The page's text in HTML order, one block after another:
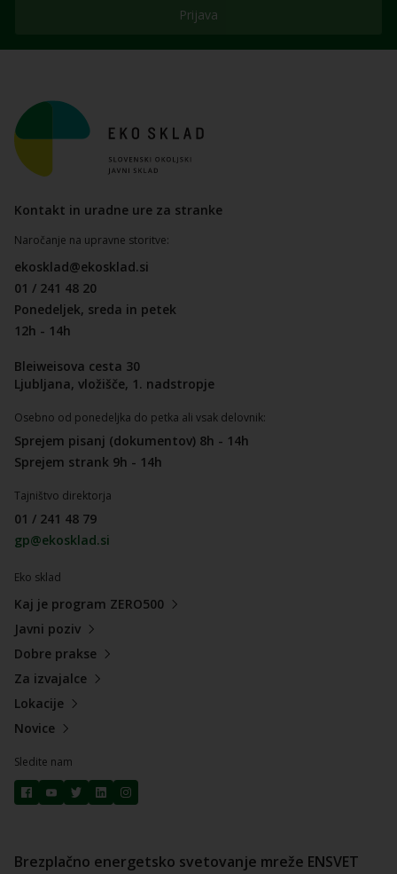
Prijava
Kontakt in uradne ure za stranke
Naročanje na upravne storitve:
ekosklad@ekosklad.si
01 / 241 48 20
Ponedeljek, sreda in petek
12h - 14h
Bleiweisova cesta 30
Ljubljana, vložišče, 1. nadstropje
Osebno od ponedeljka do petka ali vsak delovnik:
Sprejem pisanj (dokumentov) 8h - 14h
Sprejem strank 9h - 14h
Tajništvo direktorja
01 / 241 48 79
gp@ekosklad.si
Eko sklad
Kaj je program ZERO500
Javni poziv
Dobre prakse
Za izvajalce
Lokacije
Novice
Sledite nam
Brezplačno energetsko svetovanje mreže ENSVET